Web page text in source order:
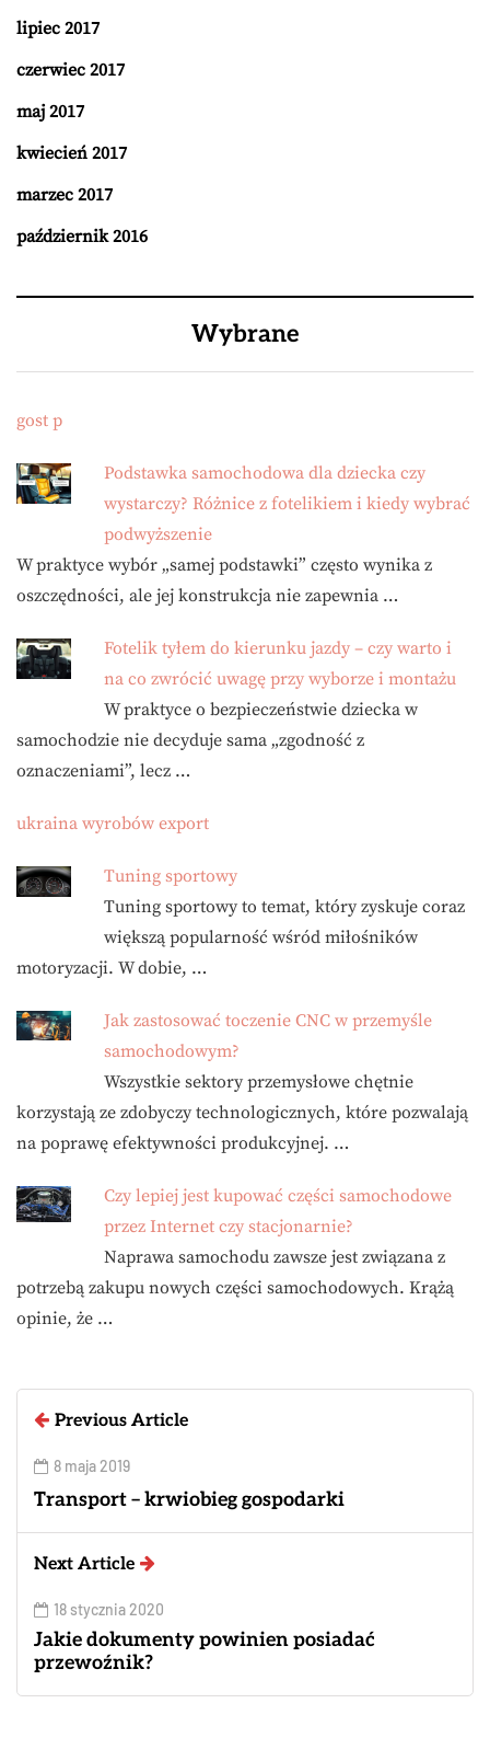
lipiec 2017
czerwiec 2017
maj 2017
kwiecień 2017
marzec 2017
październik 2016
Wybrane
gost p
Podstawka samochodowa dla dziecka czy
wystarczy? Różnice z fotelikiem i kiedy wybrać
podwyższenie
W praktyce wybór „samej podstawki” często wynika z
oszczędności, ale jej konstrukcja nie zapewnia …
Fotelik tyłem do kierunku jazdy – czy warto i
na co zwrócić uwagę przy wyborze i montażu
W praktyce o bezpieczeństwie dziecka w
samochodzie nie decyduje sama „zgodność z
oznaczeniami”, lecz …
ukraina wyrobów export
Tuning sportowy
Tuning sportowy to temat, który zyskuje coraz
większą popularność wśród miłośników
motoryzacji. W dobie, …
Jak zastosować toczenie CNC w przemyśle
samochodowym?
Wszystkie sektory przemysłowe chętnie
korzystają ze zdobyczy technologicznych, które pozwalają
na poprawę efektywności produkcyjnej. …
Czy lepiej jest kupować części samochodowe
przez Internet czy stacjonarnie?
Naprawa samochodu zawsze jest związana z
potrzebą zakupu nowych części samochodowych. Krążą
opinie, że …
Previous Article
8 maja 2019
Transport – krwiobieg gospodarki
Next Article
18 stycznia 2020
Jakie dokumenty powinien posiadać
przewoźnik?